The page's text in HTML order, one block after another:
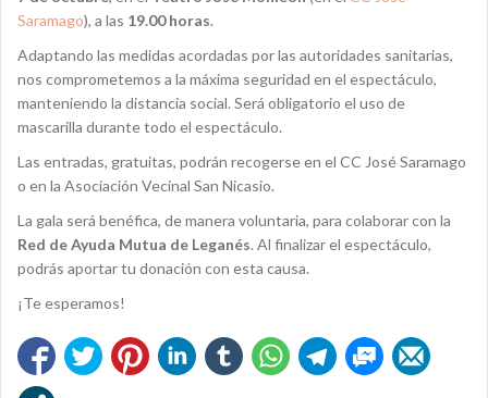
Saramago), a las 19.00 horas.
Adaptando las medidas acordadas por las autoridades sanitarias,
nos comprometemos a la máxima seguridad en el espectáculo,
manteniendo la distancia social. Será obligatorio el uso de
mascarilla durante todo el espectáculo.
Las entradas, gratuitas, podrán recogerse en el CC José Saramago
o en la Asociación Vecinal San Nicasio.
La gala será benéfica, de manera voluntaria, para colaborar con la
Red de Ayuda Mutua de Leganés. Al finalizar el espectáculo,
podrás aportar tu donación con esta causa.
¡Te esperamos!